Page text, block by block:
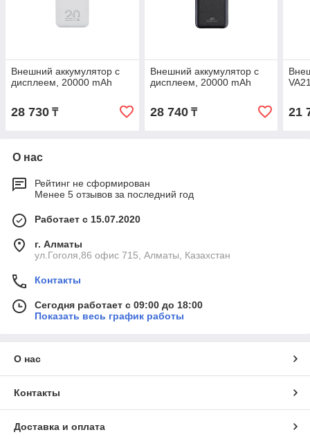
Внешний аккумулятор с
дисплеем, 20000 mAh
28 730 ₸
Внешний аккумулятор с
дисплеем, 20000 mAh
28 740₸ 21
О нас
Рейтинг не сформирован
Менее 5 отзывов за последний год
Работает с 15.07.2020
г. Алматы
ул.Гоголя,86 офис 715, Алматы, Казахстан
Контакты
Сегодня работает с 09:00 до 18:00
Показать весь график работы
О нас
Контакты
Доставка и оплата